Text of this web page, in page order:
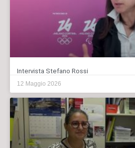
Intervista Stefano Rossi
12 Maggio 2026